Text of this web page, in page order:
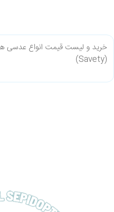
خرید و لیست قیمت انواع عدسی
(Savety)